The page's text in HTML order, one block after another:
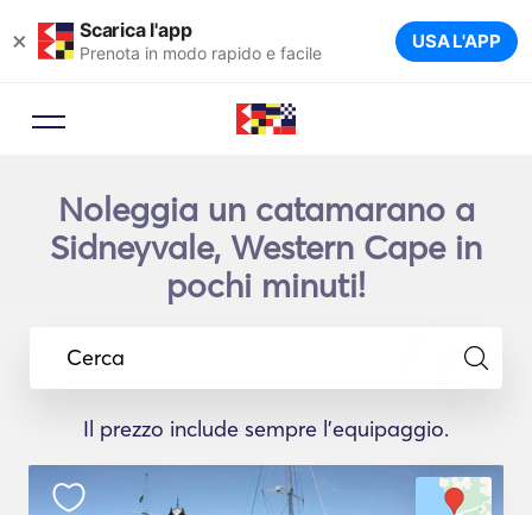
× Scarica l'app
Prenota in modo rapido e facile USA L'APP
Noleggia un catamarano a
Sidneyvale, Western Cape in
pochi minuti!
Cerca
Il prezzo include sempre l'equipaggio.